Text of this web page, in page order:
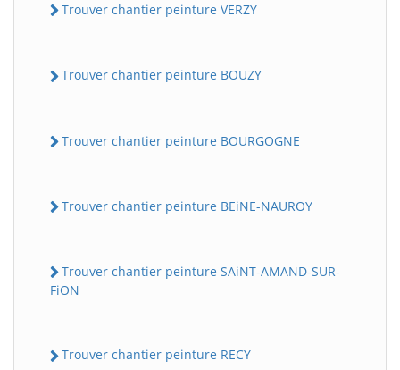
Trouver chantier peinture VERZY
Trouver chantier peinture BOUZY
Trouver chantier peinture BOURGOGNE
Trouver chantier peinture BEiNE-NAUROY
Trouver chantier peinture SAiNT-AMAND-SUR-
FiON
Trouver chantier peinture RECY